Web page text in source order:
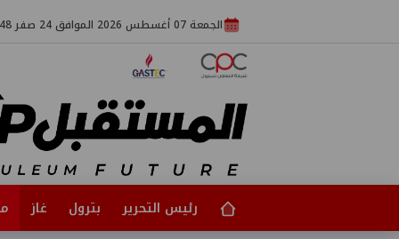
الجمعة 07 أغسطس 2026 الموافق 24 صفر 1448
رئيس التحرير بترول غاز